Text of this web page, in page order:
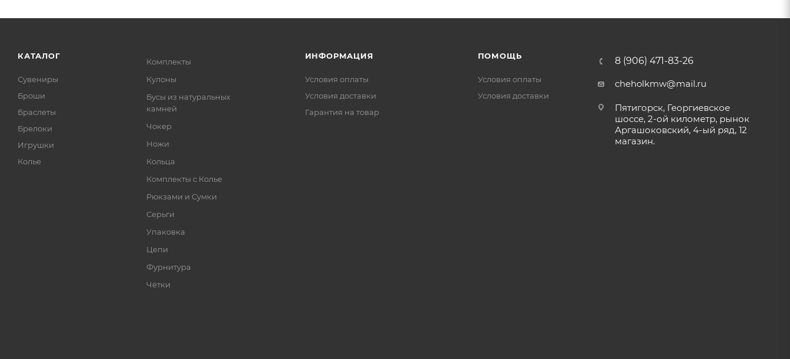
Золото (особенно высокой пробы, хотя даже золотые изделия могут содержать никель в сплавах).
Ниобий.
КАТАЛОГ
Сувениры
Броши
Браслеты
Брелоки
Игрушки
Колье
Комплекты
Кулоны
Бусы из натуральных
камней
Чокер
Ножи
Кольца
Комплекты с Колье
Рюкзами и Сумки
Серьги
Упаковка
Цепи
Фурнитура
Чётки
ИНФОРМАЦИЯ
Условия оплаты
Условия доставки
Гарантия на товар
ПОМОЩЬ
Условия оплаты
Условия доставки
8 (906) 471-83-26
cheholkmw@mail.ru
Пятигорск, Георгиевское
шоссе, 2-ой километр, рынок
Аргашоковский, 4-ый ряд, 12
магазин.